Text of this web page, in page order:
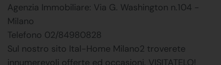
Agenzia Immobiliare: Via G. Washington n.104 -
Milano
Telefono 02/84980828
Sul nostro sito Ital-Home Milano2 troverete
innumerevoli offerte ed occasioni. VISITATELO!